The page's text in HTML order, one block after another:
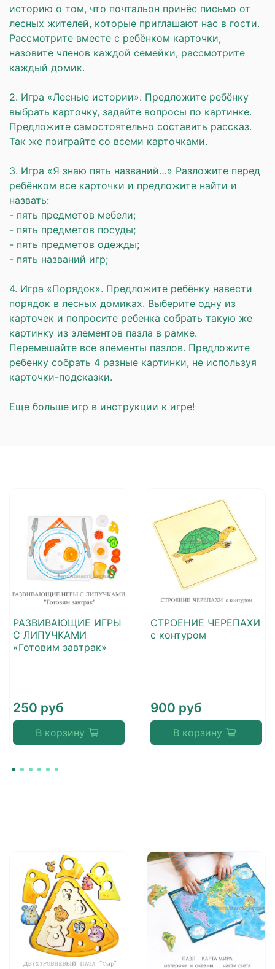
историю о том, что почтальон принёс письмо от
лесных жителей, которые приглашают нас в гости.
Рассмотрите вместе с ребёнком карточки,
назовите членов каждой семейки, рассмотрите
каждый домик.
2. Игра «Лесные истории». Предложите ребёнку
выбрать карточку, задайте вопросы по картинке.
Предложите самостоятельно составить рассказ.
Так же поиграйте со всеми карточками.
3. Игра «Я знаю пять названий…» Разложите перед
ребёнком все карточки и предложите найти и
назвать:
- пять предметов мебели;
- пять предметов посуды;
- пять предметов одежды;
- пять названий игр;
4. Игра «Порядок». Предложите ребёнку навести
порядок в лесных домиках. Выберите одну из
карточек и попросите ребенка собрать такую же
картинку из элементов пазла в рамке.
Перемешайте все элементы пазлов. Предложите
ребенку собрать 4 разные картинки, не используя
карточки-подсказки.
Еще больше игр в инструкции к игре!
РАЗВИВАЮЩИЕ ИГРЫ
С ЛИПУЧКАМИ
«Готовим завтрак»
250 руб
В корзину
СТРОЕНИЕ ЧЕРЕПАХИ
с контуром
900 руб
В корзину